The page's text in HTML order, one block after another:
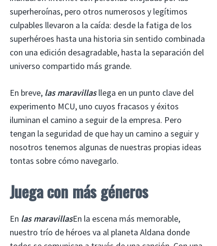
superheroínas, pero otros numerosos y legítimos
culpables llevaron a la caída: desde la fatiga de los
superhéroes hasta una historia sin sentido combinada
con una edición desagradable, hasta la separación del
universo compartido más grande.
En breve, las maravillasllega en un punto clave del
experimento MCU, uno cuyos fracasos y éxitos
iluminan el camino a seguir de la empresa. Pero
tengan la seguridad de que hay un camino a seguir y
nosotros tenemos algunas de nuestras propias ideas
tontas sobre cómo navegarlo.
Juega con más géneros
En las maravillasEn la escena más memorable,
nuestro trío de héroes va al planeta Aldana donde